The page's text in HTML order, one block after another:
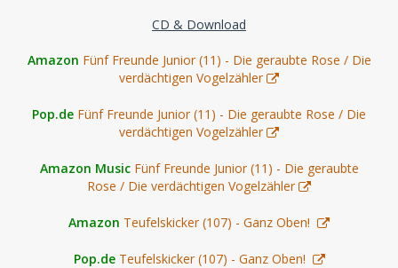
CD & Download
Amazon Fünf Freunde Junior (11) - Die geraubte Rose / Die
verdächtigen Vogelzähler
Pop.de Fünf Freunde Junior (11) - Die geraubte Rose / Die
verdächtigen Vogelzähler
Amazon Music Fünf Freunde Junior (11) - Die geraubte
Rose / Die verdächtigen Vogelzähler
Amazon Teufelskicker (107) - Ganz Oben!
Pop.de Teufelskicker (107) - Ganz Oben!